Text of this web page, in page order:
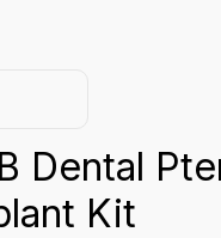
Dental
Kit